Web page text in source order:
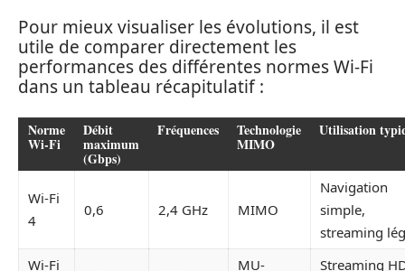
Pour mieux visualiser les évolutions, il est
utile de comparer directement les
performances des différentes normes Wi-Fi
dans un tableau récapitulatif :
Norme
Wi-Fi
Débit
maximum
(Gbps)
Fréquences Technologie
MIMO
Utilisation
Wi-Fi
4
0,6 2,4 GHz MIMO
Navigation
simple,
streaming
Wi-Fi
MU-
Streaming